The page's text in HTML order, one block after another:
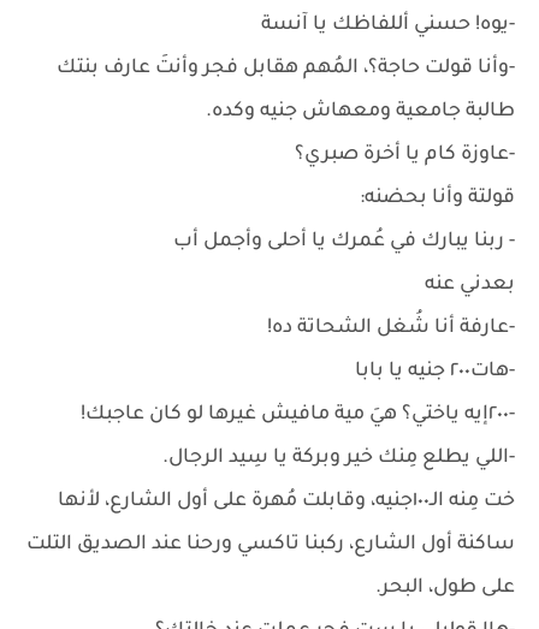
-يوه! حسني أللفاظك يا آنسة
-وأنا قولت حاجة؟، المُهم هقابل فجر وأنتَ عارف بنتك
طالبة جامعية ومعهاش جنيه وكده.
-عاوزة كام يا أخرة صبري؟
قولتة وأنا بحضنه:
- ربنا يبارك في عُمرك يا أحلى وأجمل أب
بعدني عنه
-عارفة أنا شُغل الشحاتة ده!
-هات٢٠٠ جنيه يا بابا
-٢٠٠إيه ياختي؟ هيَ مية مافيش غيرها لو كان عاجبك!
-اللي يطلع مِنك خير وبركة يا سِيد الرجال.
خت مِنه الـ١٠٠جنيه، وقابلت مُهرة على أول الشارع، لأنها
ساكنة أول الشارع، ركبنا تاكسي ورحنا عند الصديق التلت
على طول، البحر.